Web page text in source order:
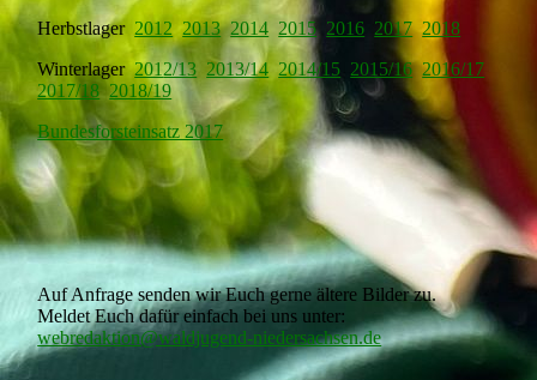
Herbstlager 2012 2013 2014 2015 2016 2017 2018
Winterlager2012/13 2013/14 2014/15 2015/16 2016/17
2017/18 2018/19
Bundesforsteinsatz 2017
Auf Anfrage senden wir Euch gerne ältere Bilder zu.
Meldet Euch dafür einfach bei uns unter:
webredaktion@waldjugend-niedersachsen.de